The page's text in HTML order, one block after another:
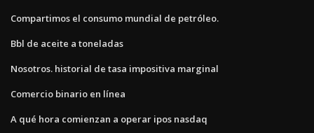
Compartimos el consumo mundial de petróleo.
Bbl de aceite a toneladas
Nosotros. historial de tasa impositiva marginal
Comercio binario en línea
A qué hora comienzan a operar ipos nasdaq